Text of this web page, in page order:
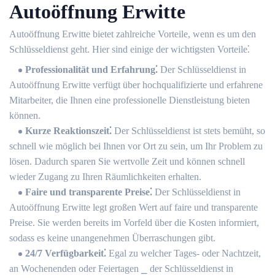
Autoöffnung Erwitte
Autoöffnung Erwitte bietet zahlreiche Vorteile, wenn es um den
Schlüsseldienst geht. Hier sind einige der wichtigsten Vorteile⁚
Professionalität und Erfahrung⁚ Der Schlüsseldienst in
Autoöffnung Erwitte verfügt über hochqualifizierte und erfahrene
Mitarbeiter, die Ihnen eine professionelle Dienstleistung bieten
können.
Kurze Reaktionszeit⁚ Der Schlüsseldienst ist stets bemüht, so
schnell wie möglich bei Ihnen vor Ort zu sein, um Ihr Problem zu
lösen.​ Dadurch sparen Sie wertvolle Zeit und können schnell
wieder Zugang zu Ihren Räumlichkeiten erhalten.​
Faire und transparente Preise⁚ Der Schlüsseldienst in
Autoöffnung Erwitte legt großen Wert auf faire und transparente
Preise.​ Sie werden bereits im Vorfeld über die Kosten informiert,
sodass es keine unangenehmen Überraschungen gibt.
24/7 Verfügbarkeit⁚ Egal zu welcher Tages- oder Nachtzeit,
an Wochenenden oder Feiertagen ⎯ der Schlüsseldienst in